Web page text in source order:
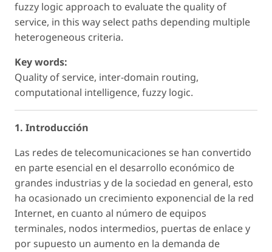
fuzzy logic approach to evaluate the quality of
service, in this way select paths depending multiple
heterogeneous criteria.
Key words:
Quality of service, inter-domain routing,
computational intelligence, fuzzy logic.
1. Introducción
Las redes de telecomunicaciones se han convertido
en parte esencial en el desarrollo económico de
grandes industrias y de la sociedad en general, esto
ha ocasionado un crecimiento exponencial de la red
Internet, en cuanto al número de equipos
terminales, nodos intermedios, puertas de enlace y
por supuesto un aumento en la demanda de